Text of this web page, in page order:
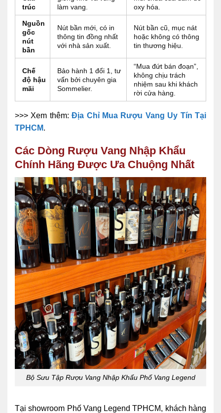
trúc
làm vang.
oxy hóa.
Nguồn
gốc
nút
bần
Nút bần mới, có in
thông tin đồng nhất
với nhà sản xuất.
Nút bần cũ, mục nát
hoặc không có thông
tin thương hiệu.
Chế
độ hậu
mãi
Bảo hành 1 đổi 1, tư
vấn bởi chuyên gia
Sommelier.
“Mua đứt bán đoạn”,
không chịu trách
nhiệm sau khi khách
rời cửa hàng.
>>> Xem thêm:Địa Chỉ Mua Rượu Vang Uy Tín Tại
TPHCM.
Các Dòng Rượu Vang Nhập Khẩu
Chính Hãng Được Ưa Chuộng Nhất
Bộ Sưu Tập Rượu Vang Nhập Khẩu Phố Vang Legend
Tại showroom Phố Vang Legend TPHCM, khách hàng